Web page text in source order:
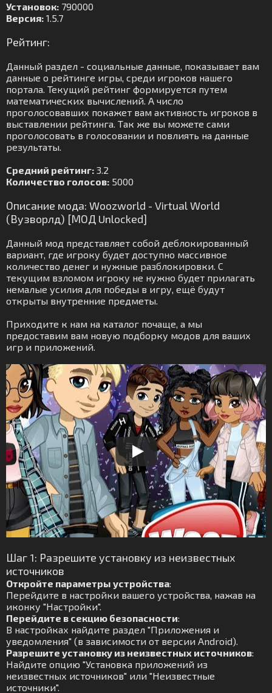
Установок: 790000
Версия: 1.5.7
Рейтинг:
Данный раздел - социальные данные, показывает вам
данные о рейтинге игры, среди игроков нашего
портала. Текущий рейтинг формируется путем
математических вычислений. А число
проголосовавших покажет вам активность игроков в
выставлении рейтинга. Так же вы можете сами
проголосовать в голосовании и повлиять на данные
результаты.
Средний рейтинг: 3.2
Количество голосов: 5000
Описание мода: Woozworld - Virtual World
(Вузворлд) [МОД Unlocked]
Данный мод представляет собой деблокированный
вариант, где игроку будет доступно массивное
количество денег и нужные разблокировки. С
текущим взломом игроку не нужно будет прилагать
немалые усилия для победы в игру, ещё будут
открыты внутренние предметы.
Приходите к нам на каталог почаще, а мы
предоставим вам новую подборку модов для ваших
игр и приложений.
Шаг 1: Разрешите установку из неизвестных
источников
Откройте параметры устройства:
Перейдите в настройки вашего устройства, нажав на
иконку "Настройки".
Перейдите в секцию безопасности:
В настройках найдите раздел "Приложения и
уведомления" (в зависимости от версии Android).
Разрешите установку из неизвестных источников:
Найдите опцию "Установка приложений из
неизвестных источников" или "Неизвестные
источники".